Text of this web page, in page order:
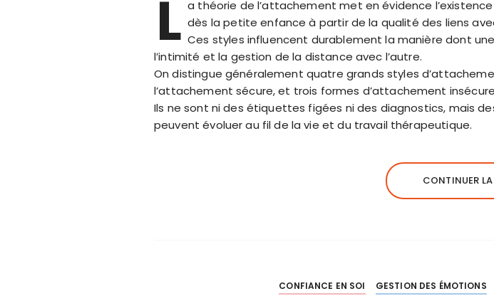
L a théorie de l’attachement met en évidence
dès la petite enfance à partir de la qualité des liens
Ces styles influencent durablement la manière dont
l’intimité et la gestion de la distance avec l’autre.
On distingue généralement quatre grands styles
l’attachement sécure, et trois formes d’attachement
Ils ne sont ni des étiquettes figées ni des diagnostics, mais
peuvent évoluer au fil de la vie et du travail thérapeutique.
CONTINUER LA
CONFIANCE EN SOI GESTION DES ÉMOTIONS